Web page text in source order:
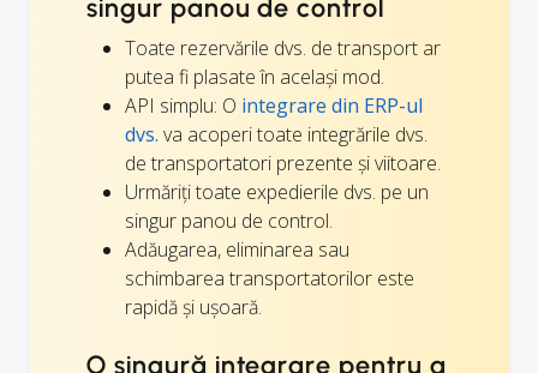
singur panou de control
Toate rezervările dvs. de transport ar
putea fi plasate în același mod.
API simplu: O integrare din ERP-ul
dvs. va acoperi toate integrările dvs.
de transportatori prezente și viitoare.
Urmăriți toate expedierile dvs. pe un
singur panou de control.
Adăugarea, eliminarea sau
schimbarea transportatorilor este
rapidă și ușoară.
O singură integrare pentru a